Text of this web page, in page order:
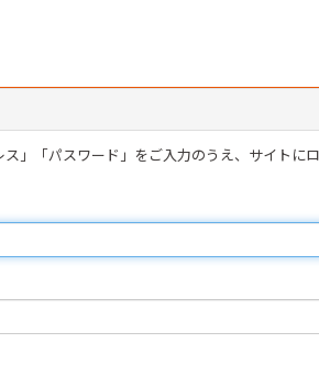
」「パスワード」をご入力のうえ、サイトにロ